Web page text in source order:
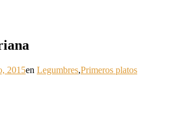
2015en Legumbres,Primeros platos